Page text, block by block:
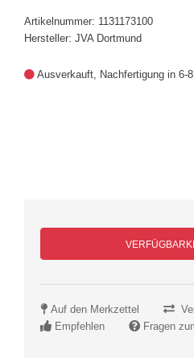
Artikelnummer: 1131173100
Hersteller: JVA Dortmund
Ausverkauft, Nachfertigung in 6-
Auf den Merkzettel
Empfehlen
Fragen